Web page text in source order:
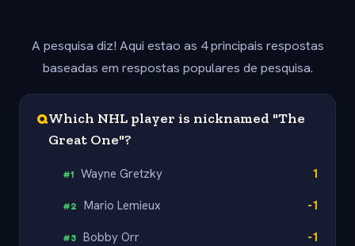
A pesquisa diz! Aqui estao as 4 principais respostas
baseadas em respostas populares de pesquisa.
QWhich NHL player is nicknamed "The
Great One"?
#1 Wayne Gretzky 1
#2 Mario Lemieux -1
#3 Bobby Orr -1